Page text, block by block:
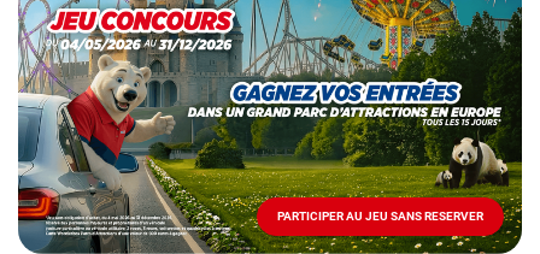
spéciale
Mai
-
Décembre
2026
Locations
PARTICIPER AU JEU SANS RESERVER
PARTICIPER
AU